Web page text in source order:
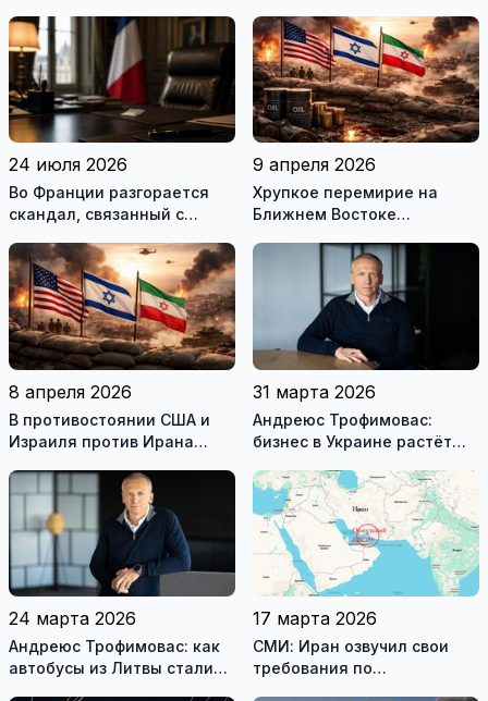
24 июля 2026
Во Франции разгорается
скандал, связанный с
государственными
служащими
9 апреля 2026
Хрупкое перемирие на
Ближнем Востоке
8 апреля 2026
В противостоянии США и
Израиля против Ирана
перемирие
31 марта 2026
Андреюс Трофимовас:
бизнес в Украине растёт
24 марта 2026
Андреюс Трофимовас: как
автобусы из Литвы стали
17 марта 2026
СМИ: Иран озвучил свои
требования по